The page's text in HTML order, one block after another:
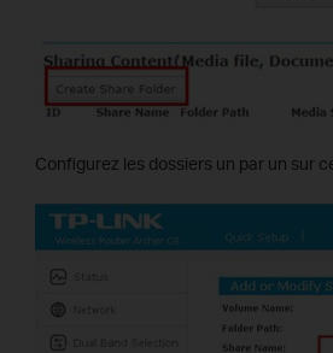
Configurez les dossiers un par un sur